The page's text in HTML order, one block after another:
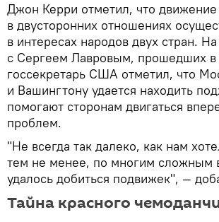
Джон Керри отметил, что
в двусторонних отношениях
в интересах народов двух стран.
с Сергеем Лавровым, прошедших в
госсекретарь США отметил, что
и Вашингтону удается находить
помогают сторонам двигаться
проблем.
"Не всегда так далеко, как нам
тем не менее, по многим сложным
удалось добиться подвижек", —
Тайна красного